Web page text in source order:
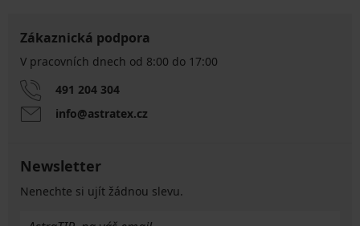
Zákaznická podpora
V pracovních dnech od 8:00 do 17:00
491 204 304
info@astratex.cz
Newsletter
Nenechte si ujít žádnou slevu.